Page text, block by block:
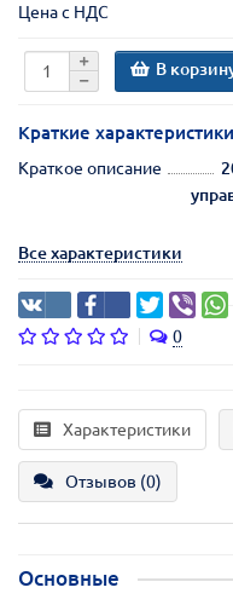
Цена с НДС
В
Краткие характеристики
Краткое описание
Все характеристики
0
Характеристики
Отзывов (0)
Основные